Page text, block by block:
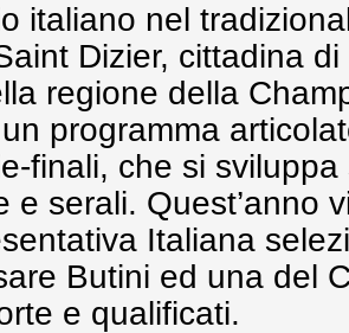
italiano nel
Dizier, cittadina
regione della
programma
finali, che si
e serali. Quest’anno
Italiana
Butini ed una del
e qualificati.